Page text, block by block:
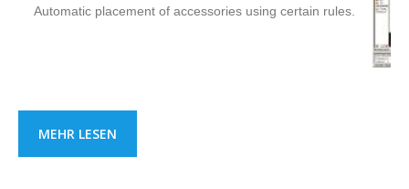
Automatic placement of accessories using certain rules.
MEHR LESEN